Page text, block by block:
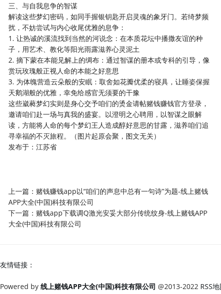
三、与自我息争的智谋
解读这些梦幻密码，如同手握银钥匙开启灵魂的象牙门。若绮梦频
扰，不妨尝试与内心收尾优雅的息争：
1. 让热诚的溪流找到当然的河说念：在本质花坛中播撒友谊的种
子，用艺术、教化等阳光雨露滋养心灵泥土
2. 摘下蒙在本能见解上的绸布：通过智谋的册本或专科的引导，像
赏玩玫瑰般正视人命的本能之好意思
3. 为体魄营造云朵般的安眠：取舍如花瓣优柔的寝具，让睡姿保握
天鹅湖般的优雅，幸免给感官无须要的干豫
这些崴蕤梦幻实则是身心交予咱们的烫金请帖赌钱赚钱官方登录，
邀请咱们赴一场与真我的盛宴。以澄明之心聘用，以智谋之眼解
读，方能将人命的每个梦幻王人造成醇好意思的甘露，滋养咱们追
寻幸福的不灭旅程。（图片起原会聚，图文无关）
发布于：江苏省
上一篇： 赌钱赚钱app以“咱们的声息中总有一句诗”为题-线上赌钱
APP大全(中国)科技有限公司
下一篇： 赌钱app下载调Q激光安妥大部分传统纹身-线上赌钱APP
大全(中国)科技有限公司
友情链接：
Powered by 线上赌钱APP大全(中国)科技有限公司 @2013-2022 RSS